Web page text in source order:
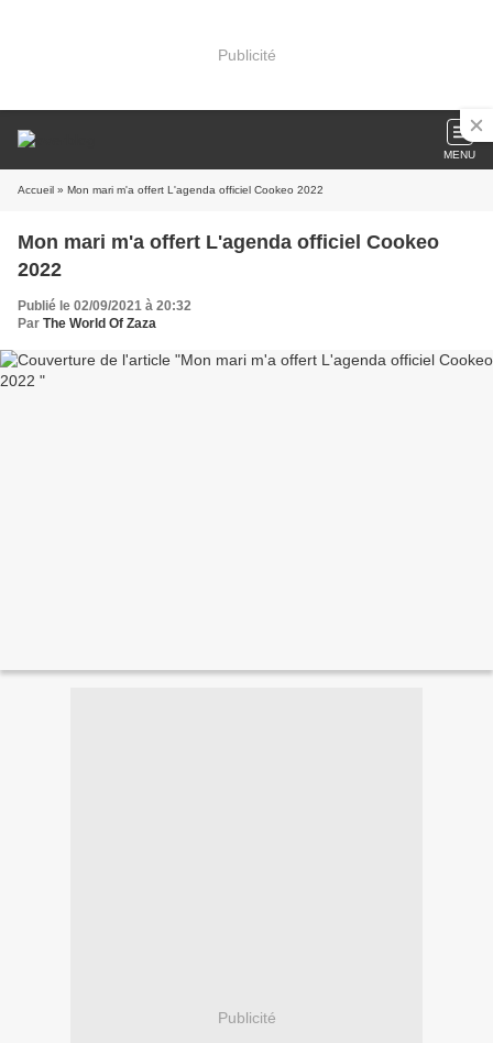
Publicité
MENU
Accueil » Mon mari m'a offert L'agenda officiel Cookeo 2022
Mon mari m'a offert L'agenda officiel Cookeo
2022
Publié le 02/09/2021 à 20:32
Par The World Of Zaza
Publicité